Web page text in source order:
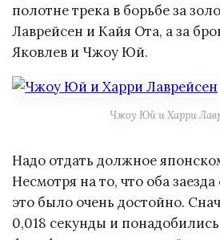
полотне трека в борьбе за
Лаврейсен и Кайя Ота, а за
Яковлев и Чжоу Юй.
Чжоу Юй и Харри
Надо отдать должное
Несмотря на то, что оба
это было очень достойно.
0,018 секунды и